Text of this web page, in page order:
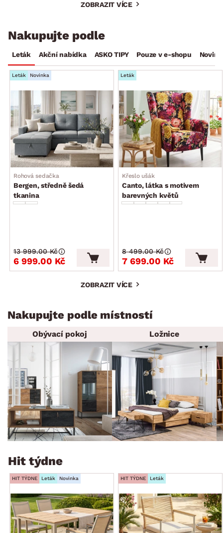
ZOBRAZIT VÍCE
Nakupujte podle
Leták Akční nabídka ASKO TIPY Pouze v e-shopu
Leták Novinka
Rohová sedačka
Bergen, středně šedá
tkanina
6 999.00 Kč
13 999.00 Kč
Leták
Křeslo ušák
Canto, látka s motivem
barevných květů
7 699.00 Kč
8 499.00 Kč
ZOBRAZIT VÍCE
Nakupujte podle místností
Obývací pokoj Ložnice
Hit týdne
HIT TÝDNE Leták Novinka HIT TÝDNE Leták